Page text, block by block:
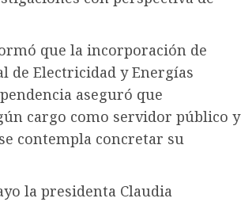
que la incorporación de
de Electricidad y Energías
aseguró que
cargo como servidor público y
contempla concretar su
la presidenta Claudia